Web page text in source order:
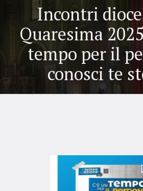
Incontri
Quaresima
tempo per il
conosci te